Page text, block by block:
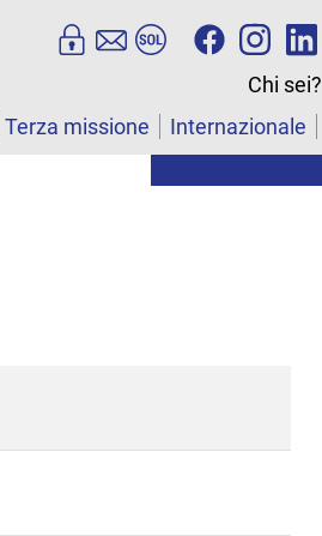
Chi sei?
Terza missione Internazionale